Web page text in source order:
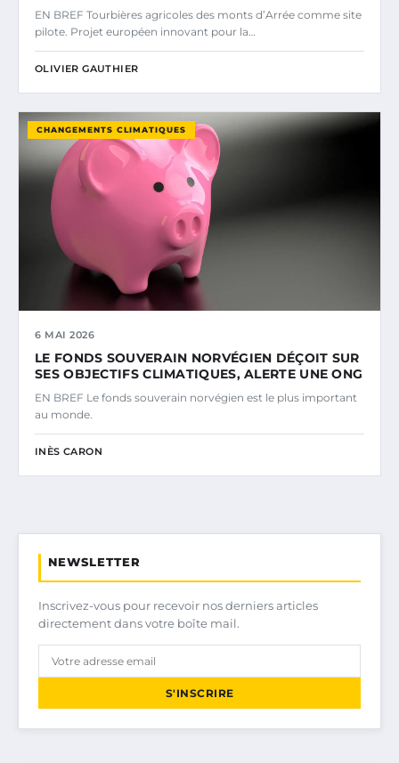
EN BREF Tourbières agricoles des monts d’Arrée comme site
pilote. Projet européen innovant pour la…
OLIVIER GAUTHIER
CHANGEMENTS CLIMATIQUES
6 MAI 2026
LE FONDS SOUVERAIN NORVÉGIEN DÉÇOIT SUR
SES OBJECTIFS CLIMATIQUES, ALERTE UNE ONG
EN BREF Le fonds souverain norvégien est le plus important
au monde.
INÈS CARON
NEWSLETTER
Inscrivez-vous pour recevoir nos derniers articles
directement dans votre boîte mail.
S'INSCRIRE